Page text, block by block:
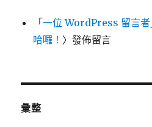
「一位 WordPress 留言者
哈囉！ 〉發佈留言
彙整